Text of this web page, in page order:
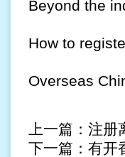
Beyond the
How to
Overseas
上一篇： 注册
下一篇： 有开